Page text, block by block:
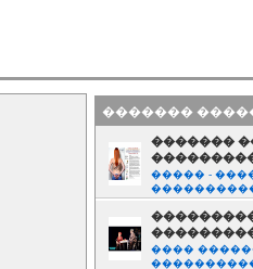
�������
�������
����� -
����������,
����